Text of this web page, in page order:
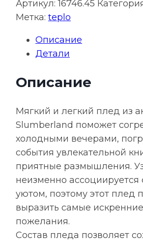
Slumberland,
(джинс)
Артикул:16746.45
Метка: teplo
Описание
Детали
Описание
Мягкий и легкий плед из
Slumberland поможет
холодными вечерами,
события увлекательной
приятные размышления.
неизменно
уютом, поэтому этот плед
выразить самые
пожелания.
Состав пледа позволяет